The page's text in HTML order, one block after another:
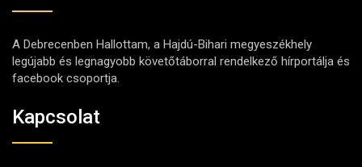
A Debrecenben Hallottam, a Hajdú-Bihari megyeszékhely
legújabb és legnagyobb követőtáborral rendelkező hírportálja és
facebook csoportja.
Kapcsolat